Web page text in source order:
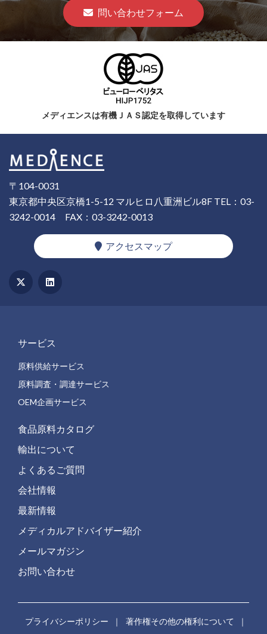
問い合わせフォーム
メディエンスは有機ＪＡＳ認定を取得しています
〒104-0031
東京都中央区京橋1-5-12 マルヒロ八重洲ビル8F TEL：03-
3242-0014 FAX：03-3242-0013
アクセスマップ
サービス
原料供給サービス
原料調査・調達サービス
OEM企画サービス
食品原料カタログ
輸出について
よくあるご質問
会社情報
最新情報
メディカルアドバイザー紹介
メールマガジン
お問い合わせ
プライバシーポリシー ｜ 著作権その他の権利について ｜